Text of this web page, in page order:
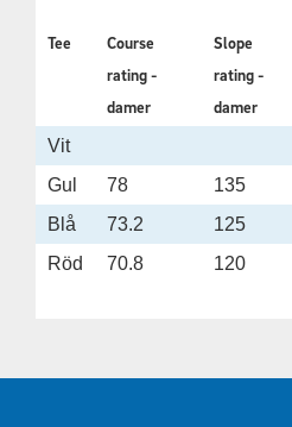
Tee
Course
rating -
damer
Slope
rating -
damer
Vit
Gul
78 135
Blå
73.2 125
Röd
70.8 120